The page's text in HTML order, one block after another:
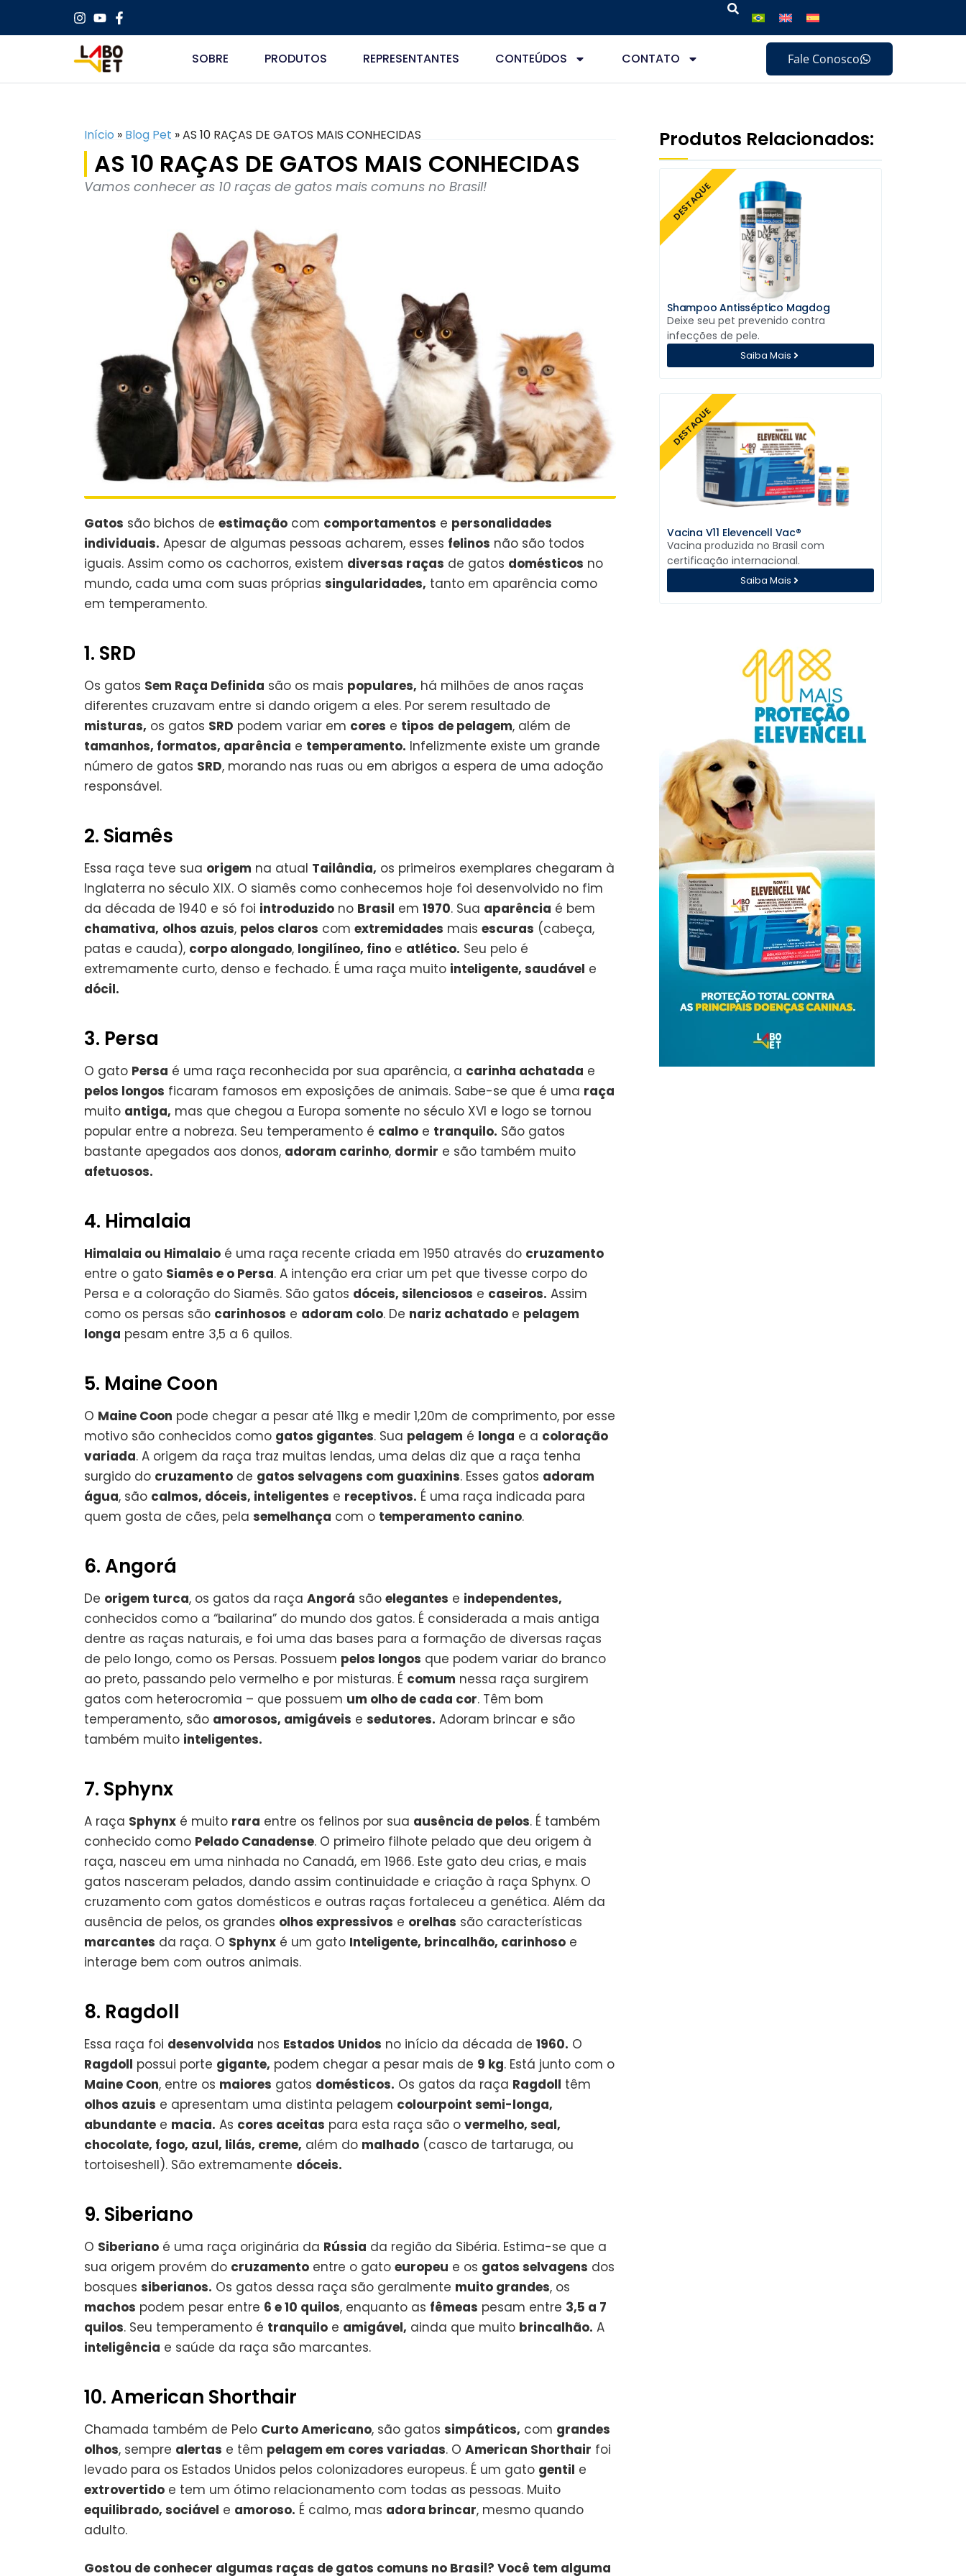
SOBRE PRODUTOS REPRESENTANTES CONTEÚDOS CONTATO Fale Conosco
Início » Blog Pet »AS 10 RAÇAS DE GATOS MAIS CONHECIDAS
AS 10 RAÇAS DE GATOS MAIS CONHECIDAS
Vamos conhecer as 10 raças de gatos mais comuns no Brasil!
Gatos são bichos de estimação com comportamentos e personalidades
individuais. Apesar de algumas pessoas acharem, esses felinos não são todos
iguais. Assim como os cachorros, existem diversas raças de gatos domésticos no
mundo, cada uma com suas próprias singularidades, tanto em aparência como
em temperamento.
1. SRD
Os gatos Sem Raça Definida são os mais populares, há milhões de anos raças
diferentes cruzavam entre si dando origem a eles. Por serem resultado de
misturas, os gatos SRD podem variar em cores e tipos de pelagem, além de
tamanhos, formatos, aparência e temperamento. Infelizmente existe um grande
número de gatos SRD, morando nas ruas ou em abrigos a espera de uma adoção
responsável.
2. Siamês
Essa raça teve sua origem na atual Tailândia, os primeiros exemplares chegaram à
Inglaterra no século XIX. O siamês como conhecemos hoje foi desenvolvido no fim
da década de 1940 e só foi introduzido no Brasil em 1970. Sua aparência é bem
chamativa, olhos azuis, pelos claros com extremidades mais escuras (cabeça,
patas e cauda), corpo alongado, longilíneo, fino e atlético. Seu pelo é
extremamente curto, denso e fechado. É uma raça muito inteligente, saudável e
dócil.
3. Persa
O gato Persa é uma raça reconhecida por sua aparência, a carinha achatada e
pelos longos ficaram famosos em exposições de animais. Sabe-se que é uma raça
muito antiga, mas que chegou a Europa somente no século XVI e logo se tornou
popular entre a nobreza. Seu temperamento é calmo e tranquilo. São gatos
bastante apegados aos donos, adoram carinho, dormir e são também muito
afetuosos.
4. Himalaia
Himalaia ou Himalaio é uma raça recente criada em 1950 através do cruzamento
entre o gato Siamês e o Persa. A intenção era criar um pet que tivesse corpo do
Persa e a coloração do Siamês. São gatos dóceis, silenciosos e caseiros. Assim
como os persas são carinhosos e adoram colo. De nariz achatado e pelagem
longa pesam entre 3,5 a 6 quilos.
5. Maine Coon
O Maine Coon pode chegar a pesar até 11kg e medir 1,20m de comprimento, por esse
motivo são conhecidos como gatos gigantes. Sua pelagem é longa e a coloração
variada. A origem da raça traz muitas lendas, uma delas diz que a raça tenha
surgido do cruzamento de gatos selvagens com guaxinins. Esses gatos adoram
água, são calmos, dóceis, inteligentes e receptivos. É uma raça indicada para
quem gosta de cães, pela semelhança com o temperamento canino.
6. Angorá
De origem turca, os gatos da raça Angorá são elegantes e independentes,
conhecidos como a “bailarina” do mundo dos gatos. É considerada a mais antiga
dentre as raças naturais, e foi uma das bases para a formação de diversas raças
de pelo longo, como os Persas. Possuem pelos longos que podem variar do branco
ao preto, passando pelo vermelho e por misturas. É comum nessa raça surgirem
gatos com heterocromia – que possuem um olho de cada cor. Têm bom
temperamento, são amorosos, amigáveis e sedutores. Adoram brincar e são
também muito inteligentes.
7. Sphynx
A raça Sphynx é muito rara entre os felinos por sua ausência de pelos. É também
conhecido como Pelado Canadense. O primeiro filhote pelado que deu origem à
raça, nasceu em uma ninhada no Canadá, em 1966. Este gato deu crias, e mais
gatos nasceram pelados, dando assim continuidade e criação à raça Sphynx. O
cruzamento com gatos domésticos e outras raças fortaleceu a genética. Além da
ausência de pelos, os grandes olhos expressivos e orelhas são características
marcantes da raça. O Sphynx é um gato Inteligente, brincalhão, carinhoso e
interage bem com outros animais.
8. Ragdoll
Essa raça foi desenvolvida nos Estados Unidos no início da década de 1960. O
Ragdoll possui porte gigante, podem chegar a pesar mais de 9 kg. Está junto com o
Maine Coon, entre os maiores gatos domésticos. Os gatos da raça Ragdoll têm
olhos azuis e apresentam uma distinta pelagem colourpoint semi-longa,
abundante e macia. As cores aceitas para esta raça são o vermelho, seal,
chocolate, fogo, azul, lilás, creme, além do malhado (casco de tartaruga, ou
tortoiseshell). São extremamente dóceis.
9. Siberiano
O Siberiano é uma raça originária da Rússia da região da Sibéria. Estima-se que a
sua origem provém do cruzamento entre o gato europeu e os gatos selvagens dos
bosques siberianos. Os gatos dessa raça são geralmente muito grandes, os
machos podem pesar entre 6 e 10 quilos, enquanto as fêmeas pesam entre 3,5 a 7
quilos. Seu temperamento é tranquilo e amigável, ainda que muito brincalhão. A
inteligência e saúde da raça são marcantes.
10. American Shorthair
Chamada também de Pelo Curto Americano, são gatos simpáticos, com grandes
olhos, sempre alertas e têm pelagem em cores variadas. O American Shorthair foi
levado para os Estados Unidos pelos colonizadores europeus. É um gato gentil e
extrovertido e tem um ótimo relacionamento com todas as pessoas. Muito
equilibrado, sociável e amoroso. É calmo, mas adora brincar, mesmo quando
adulto.
Gostou de conhecer algumas raças de gatos comuns no Brasil? Você tem alguma
Produtos Relacionados:
DESTAQUE
Saiba Mais
Shampoo Antisséptico Magdog
Deixe seu pet prevenido contra
infecções de pele.
DESTAQUE
Saiba Mais
Vacina V11 Elevencell Vac®
Vacina produzida no Brasil com
certificação internacional.